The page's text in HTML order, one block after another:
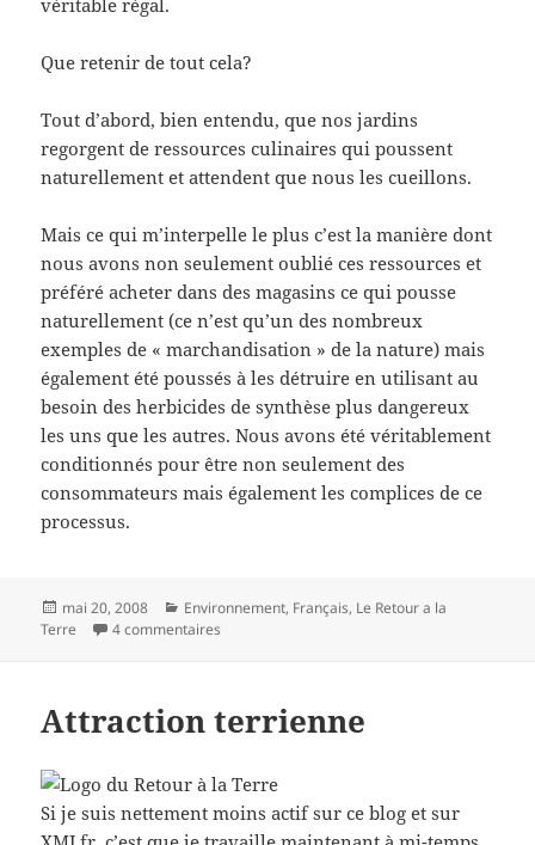
véritable régal.
Que retenir de tout cela?
Tout d’abord, bien entendu, que nos jardins
regorgent de ressources culinaires qui poussent
naturellement et attendent que nous les cueillons.
Mais ce qui m’interpelle le plus c’est la manière dont
nous avons non seulement oublié ces ressources et
préféré acheter dans des magasins ce qui pousse
naturellement (ce n’est qu’un des nombreux
exemples de « marchandisation » de la nature) mais
également été poussés à les détruire en utilisant au
besoin des herbicides de synthèse plus dangereux
les uns que les autres. Nous avons été véritablement
conditionnés pour être non seulement des
consommateurs mais également les complices de ce
processus.
Posted
on
mai 20, 2008 Categories
Environnement, Français, Le Retour a la
Terre
4 commentaires
Attraction terrienne
Si je suis nettement moins actif sur ce blog et sur